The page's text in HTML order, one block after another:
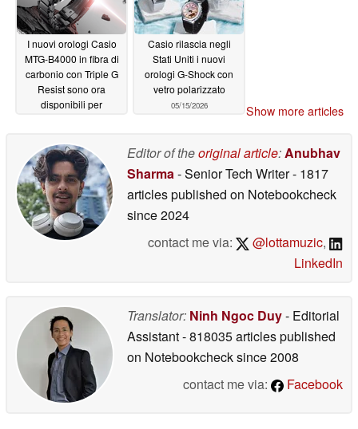
I nuovi orologi Casio
MTG-B4000 in fibra di
carbonio con Triple G
Resist sono ora
disponibili per
Casio rilascia negli
Stati Uniti i nuovi
orologi G-Shock con
vetro polarizzato
05/15/2026 Show more articles
Editor of theoriginal article:Anubhav
Sharma- Senior Tech Writer- 1817
articles published on Notebookcheck
since 2024
contact me via:
@lottamuzic,
LinkedIn
Translator: Ninh Ngoc Duy- Editorial
Assistant- 818035 articles published
on Notebookchecksince 2008
contact me via:
Facebook